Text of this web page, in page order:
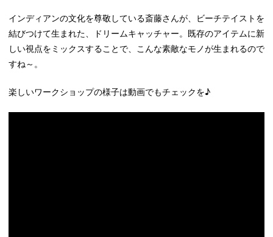
インディアンの文化を尊敬している斎藤さんが、ビーチテイストを
結びつけて生まれた、ドリームキャッチャー。既存のアイテムに新
しい視点をミックスすることで、こんな素敵なモノが生まれるので
すね～。
楽しいワークショップの様子は動画でもチェックを♪